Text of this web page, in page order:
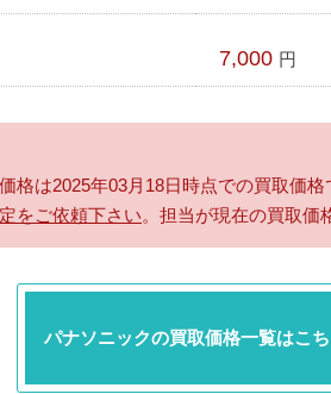
7,000 円
格は2025年03月18日時点での買取価格
をご依頼下さい。担当が現在の買取価
パナソニックの買取価格一覧はこ